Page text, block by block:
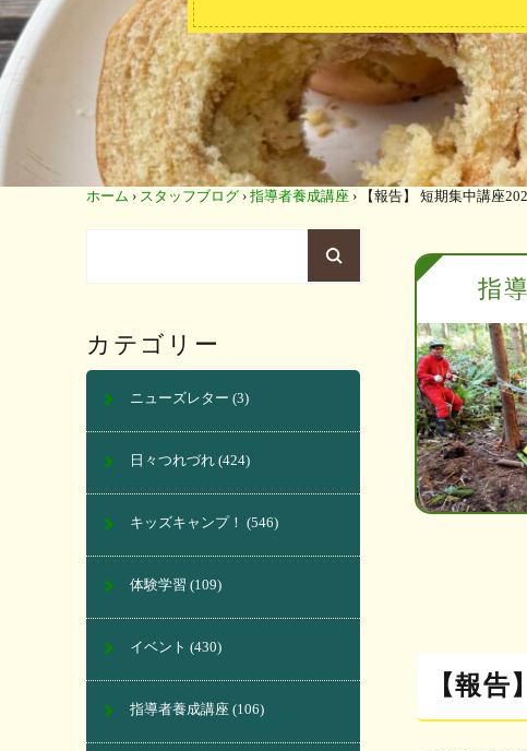
ホーム › スタッフブログ › 指導者養成講座 › 【報告】 短期集中講座
指
【報
カテゴリー
ニューズレター (3)
日々つれづれ (424)
キッズキャンプ！ (546)
体験学習 (109)
イベント (430)
指導者養成講座 (106)